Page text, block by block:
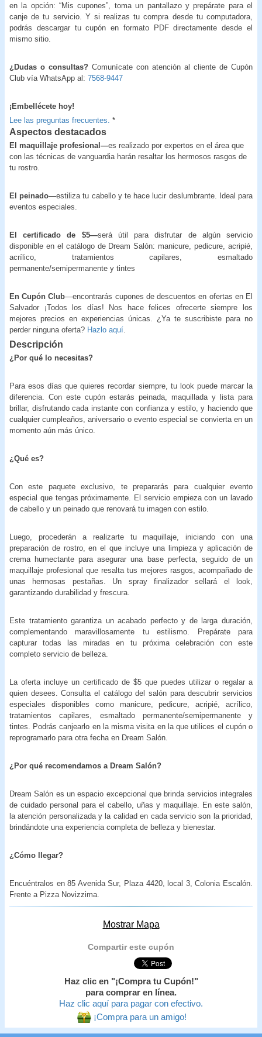
en la opción: “Mis cupones”, toma un pantallazo y prepárate para el
canje de tu servicio. Y si realizas tu compra desde tu computadora,
podrás descargar tu cupón en formato PDF directamente desde el
mismo sitio.
¿Dudas o consultas? Comunícate con atención al cliente de Cupón
Club vía WhatsApp al: 7568-9447
¡Embellécete hoy!
Lee las preguntas frecuentes. *
Aspectos destacados
El maquillaje profesional—es realizado por expertos en el área que
con las técnicas de vanguardia harán resaltar los hermosos rasgos de
tu rostro.
El peinado—estiliza tu cabello y te hace lucir deslumbrante. Ideal para
eventos especiales.
El certificado de $5—será útil para disfrutar de algún servicio
disponible en el catálogo de Dream Salón: manicure, pedicure, acripié,
acrílico, tratamientos capilares, esmaltado
permanente/semipermanente y tintes
En Cupón Club—encontrarás cupones de descuentos en ofertas en El
Salvador ¡Todos los días! Nos hace felices ofrecerte siempre los
mejores precios en experiencias únicas. ¿Ya te suscribiste para no
perder ninguna oferta? Hazlo aquí
Descripción
¿Por qué lo necesitas?
Para esos días que quieres recordar siempre, tu look puede marcar la
diferencia. Con este cupón estarás peinada, maquillada y lista para
brillar, disfrutando cada instante con confianza y estilo, y haciendo que
cualquier cumpleaños, aniversario o evento especial se convierta en un
momento aún más único.
¿Qué es?
Con este paquete exclusivo, te prepararás para cualquier evento
especial que tengas próximamente. El servicio empieza con un lavado
de cabello y un peinado que renovará tu imagen con estilo.
Luego, procederán a realizarte tu maquillaje, iniciando con una
preparación de rostro, en el que incluye una limpieza y aplicación de
crema humectante para asegurar una base perfecta, seguido de un
maquillaje profesional que resalta tus mejores rasgos, acompañado de
unas hermosas pestañas. Un spray finalizador sellará el look,
garantizando durabilidad y frescura.
Este tratamiento garantiza un acabado perfecto y de larga duración,
complementando maravillosamente tu estilismo. Prepárate para
capturar todas las miradas en tu próxima celebración con este
completo servicio de belleza.
La oferta incluye un certificado de $5 que puedes utilizar o regalar a
quien desees. Consulta el catálogo del salón para descubrir servicios
especiales disponibles como manicure, pedicure, acripié, acrílico,
tratamientos capilares, esmaltado permanente/semipermanente y
tintes. Podrás canjearlo en la misma visita en la que utilices el cupón o
reprogramarlo para otra fecha en Dream Salón.
¿Por qué recomendamos a Dream Salón?
Dream Salón es un espacio excepcional que brinda servicios integrales
de cuidado personal para el cabello, uñas y maquillaje. En este salón,
la atención personalizada y la calidad en cada servicio son la prioridad,
brindándote una experiencia completa de belleza y bienestar.
¿Cómo llegar?
Encuéntralos en 85 Avenida Sur, Plaza 4420, local 3, Colonia Escalón.
Frente a Pizza Novizzima.
Mostrar Mapa
Compartir este cupón
Haz clic en "¡Compra tu Cupón!"
para comprar en línea.
Haz clic aquí para pagar con efectivo.
¡Compra para un amigo!